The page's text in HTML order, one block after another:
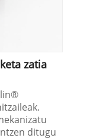
zatia
ditugu